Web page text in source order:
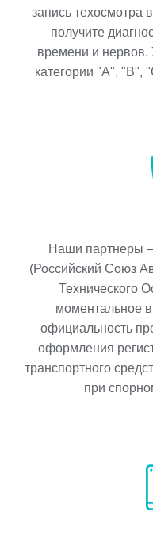
запись техосмотра
получите
времени и нервов.
категории "A", "B",
Наши партнеры
(Российский Союз
Технического
моментальное
официальность
оформления
транспортного
при